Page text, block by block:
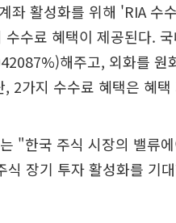
좌 활성화를 위해 'RIA 수
수료 혜택이 제공된다.
해주고, 외화를 원
2가지 수수료 혜택은 혜
"한국 주식 시장의 밸류
식 장기 투자 활성화를 기